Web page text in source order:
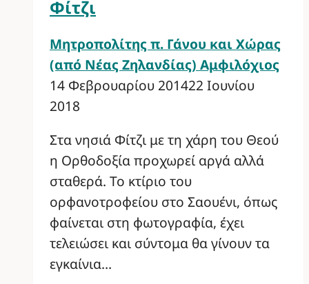
Φίτζι
Μητροπολίτης π. Γάνου και Χώρας
(από Νέας Ζηλανδίας) Αμφιλόχιος
14 Φεβρουαρίου 201422 Ιουνίου
2018
Στα νησιά Φίτζι με τη χάρη του Θεού
η Ορθοδοξία προχωρεί αργά αλλά
σταθερά. Το κτίριο του
ορφανοτροφείου στο Σαουένι, όπως
φαίνεται στη φωτογραφία, έχει
τελειώσει και σύντομα θα γίνουν τα
εγκαίνια…